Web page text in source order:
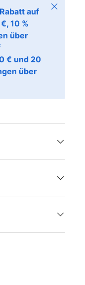
auf
10 %
über
€ und 20
über
Schließen